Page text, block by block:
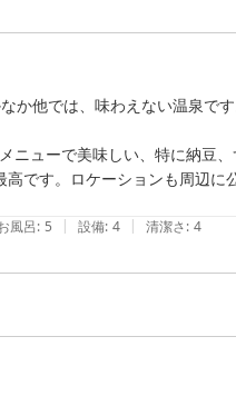
か他では、味わえない温泉で
ューで美味しい、特に納豆
です。ロケーションも周辺に
風呂: 5 | 設備: 4 | 清潔さ: 4